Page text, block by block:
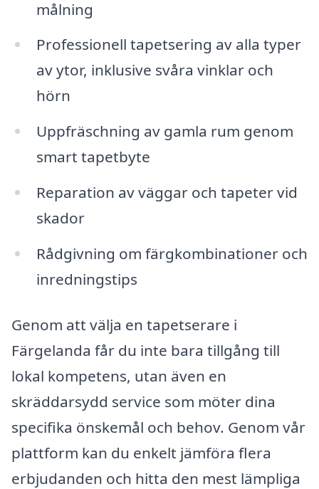
målning
Professionell tapetsering av alla typer
av ytor, inklusive svåra vinklar och
hörn
Uppfräschning av gamla rum genom
smart tapetbyte
Reparation av väggar och tapeter vid
skador
Rådgivning om färgkombinationer och
inredningstips
Genom att välja en tapetserare i
Färgelanda får du inte bara tillgång till
lokal kompetens, utan även en
skräddarsydd service som möter dina
specifika önskemål och behov. Genom vår
plattform kan du enkelt jämföra flera
erbjudanden och hitta den mest lämpliga